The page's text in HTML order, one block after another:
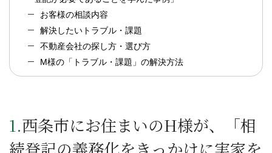
お客様の相談内容
解決したいトラブル・課題
不動産会社の探し方・選び方
M様の「トラブル・課題」の解決方法
1.西条市にお住まいのH様が、「相
続登記の義務化をきっかけに実家を